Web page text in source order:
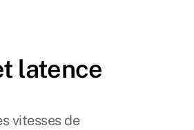
latence
vitesses de